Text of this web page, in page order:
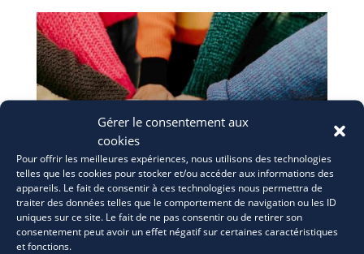
Gérer le consentement aux
cookies
Pour offrir les meilleures expériences, nous utilisons des technologies
telles que les cookies pour stocker et/ou accéder aux informations des
appareils. Le fait de consentir à ces technologies nous permettra de
traiter des données telles que le comportement de navigation ou les ID
uniques sur ce site. Le fait de ne pas consentir ou de retirer son
consentement peut avoir un effet négatif sur certaines caractéristiques
et fonctions. ERASMUS+: appel à candidatures